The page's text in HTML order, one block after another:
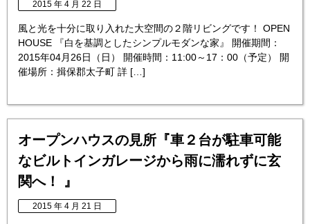
2015 年 4 月 22 日
風と光を十分に取り入れた大空間の２階リビングです！ OPEN
HOUSE 『白を基調としたシンプルモダンな家』 開催期間：
2015年04月26日（日） 開催時間：11:00～17：00（予定） 開
催場所：揖保郡太子町 詳 […]
オープンハウスの見所『車２台が駐車可能
なビルトインガレージから雨に濡れずに玄
関へ！ 』
2015 年 4 月 21 日